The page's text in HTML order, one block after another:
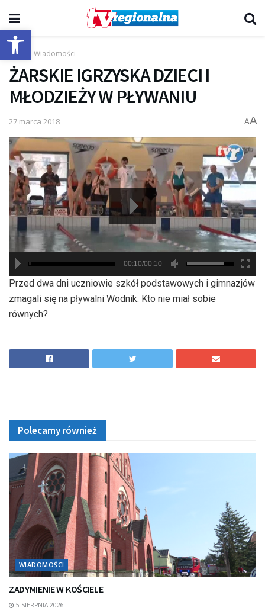
Otwórz pasek narzędzi
Start Wiadomości
ŻARSKIE IGRZYSKA DZIECI I
MŁODZIEŻY W PŁYWANIU
27 marca 2018 AA
hd2880
hd2160
hd2160
hd1440
highres
hd1080
hd720
large
medium
small
00:10/00:10
Przed dwa dni uczniowie szkół podstawowych i gimnazjów
zmagali się na pływalni Wodnik. Kto nie miał sobie
równych?
Polecamy również
WIADOMOŚCI
ZADYMIENIE W KOŚCIELE
5 SIERPNIA 2026